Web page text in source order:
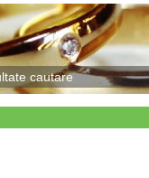
cautare